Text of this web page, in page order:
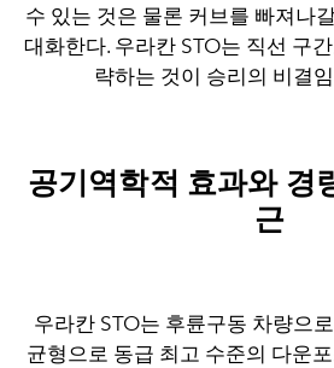
수 있는 것은 물론 커브를 빠져나
대화한다. 우라칸 STO는 직선 구
략하는 것이 승리의 비결
공기역학적 효과와 경
근
우라칸 STO는 후륜구동 차량으
균형으로 동급 최고 수준의 다운